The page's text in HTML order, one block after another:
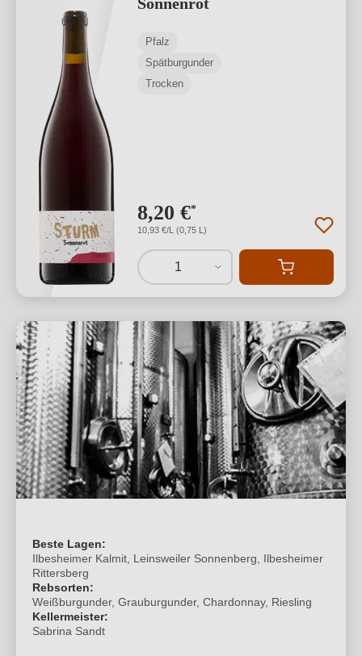
Pfalz
Spätburgunder
Trocken
8,20 €*
10,93 €/L (0,75 L)
1
Beste Lagen:
Ilbesheimer Kalmit, Leinsweiler Sonnenberg, Ilbesheimer
Rittersberg
Rebsorten:
Weißburgunder, Grauburgunder, Chardonnay, Riesling
Kellermeister:
Sabrina Sandt